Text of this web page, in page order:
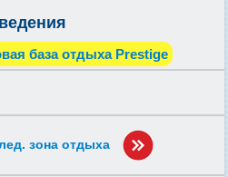
база отдыха Prestige
зона отдыха